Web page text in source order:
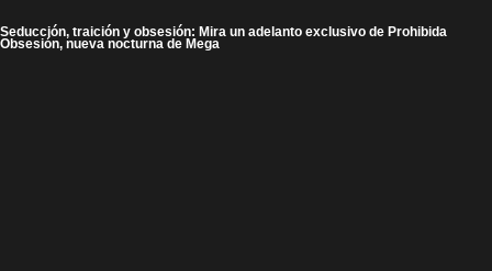
Seducción, traición y obsesión: Mira un adelanto exclusivo de Prohibida
Obsesión, nueva nocturna de Mega